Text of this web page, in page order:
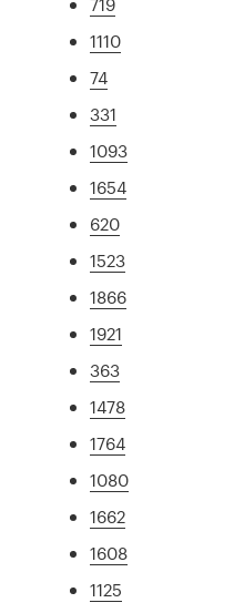
1110
74
331
1093
1654
620
1523
1866
1921
363
1478
1764
1080
1662
1608
1125